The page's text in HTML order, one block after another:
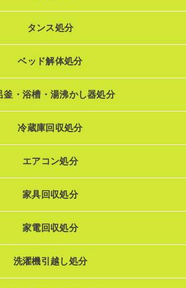
タンス処分
ベッド解体処分
釜・浴槽・湯沸かし器処分
冷蔵庫回収処分
エアコン処分
家具回収処分
家電回収処分
洗濯機引越し処分